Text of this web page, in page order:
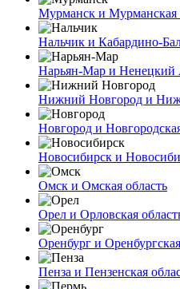
Мурманск и Мурманская
Нальчик и Кабардино-
Нарьян-Мар и
Нижний Новгород и
Новгород и
Новосибирск и
Омск и Омская область
Орел и Орловская
Оренбург и
Пенза и Пензенская